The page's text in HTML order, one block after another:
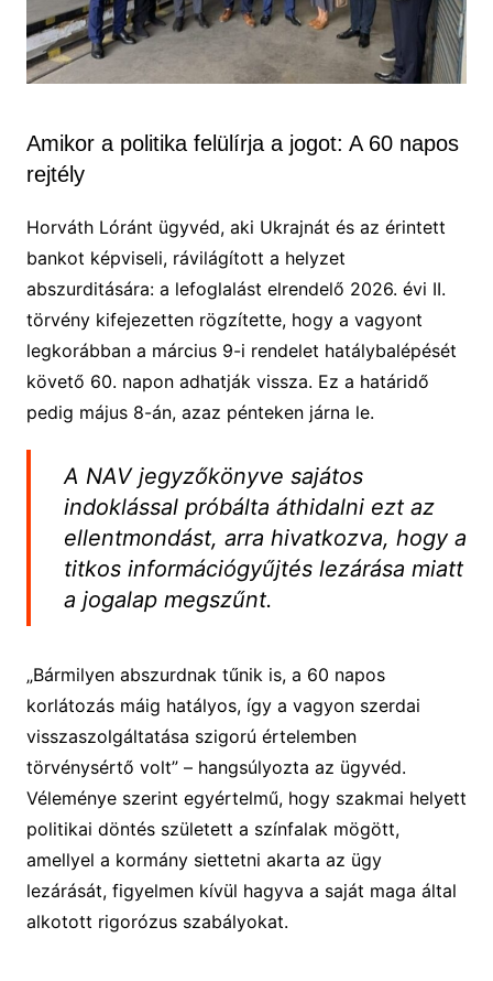
Amikor a politika felülírja a jogot: A 60 napos
rejtély
Horváth Lóránt ügyvéd, aki Ukrajnát és az érintett
bankot képviseli, rávilágított a helyzet
abszurditására: a lefoglalást elrendelő 2026. évi II.
törvény kifejezetten rögzítette, hogy a vagyont
legkorábban a március 9-i rendelet hatálybalépését
követő 60. napon adhatják vissza. Ez a határidő
pedig május 8-án, azaz pénteken járna le.
A NAV jegyzőkönyve sajátos
indoklással próbálta áthidalni ezt az
ellentmondást, arra hivatkozva, hogy a
titkos információgyűjtés lezárása miatt
a jogalap megszűnt.
„Bármilyen abszurdnak tűnik is, a 60 napos
korlátozás máig hatályos, így a vagyon szerdai
visszaszolgáltatása szigorú értelemben
törvénysértő volt” – hangsúlyozta az ügyvéd.
Véleménye szerint egyértelmű, hogy szakmai helyett
politikai döntés született a színfalak mögött,
amellyel a kormány siettetni akarta az ügy
lezárását, figyelmen kívül hagyva a saját maga által
alkotott rigorózus szabályokat.